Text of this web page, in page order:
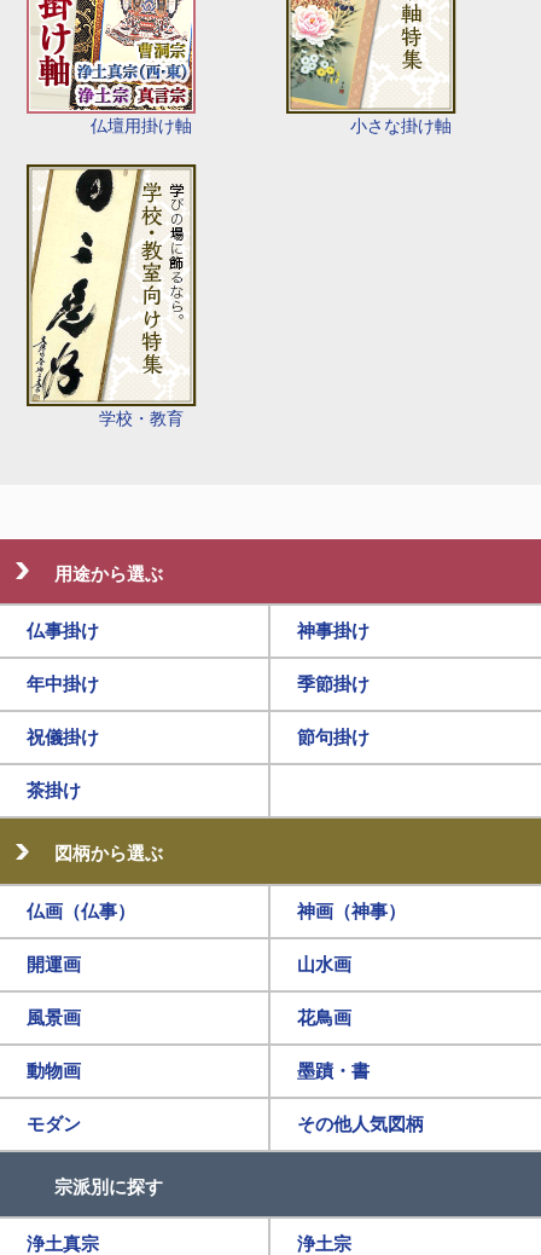
仏壇用掛け軸 小さな掛け軸
学校・教育
用途から選ぶ
仏事掛け 神事掛け
年中掛け 季節掛け
祝儀掛け 節句掛け
茶掛け
図柄から選ぶ
仏画（仏事） 神画（神事）
開運画 山水画
風景画 花鳥画
動物画 墨蹟・書
モダン その他人気図柄
宗派別に探す
浄土真宗 浄土宗